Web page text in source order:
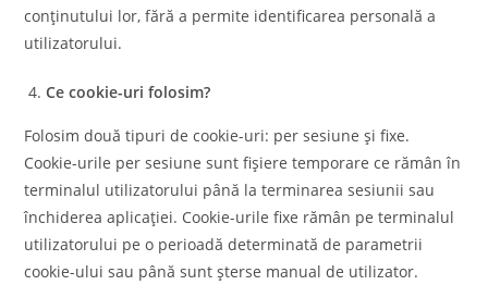
conținutului lor, fără a permite identificarea personală a
utilizatorului.
Ce cookie-uri folosim?
Folosim două tipuri de cookie-uri: per sesiune și fixe.
Cookie-urile per sesiune sunt fișiere temporare ce rămân în
terminalul utilizatorului până la terminarea sesiunii sau
închiderea aplicației. Cookie-urile fixe rămân pe terminalul
utilizatorului pe o perioadă determinată de parametrii
cookie-ului sau până sunt șterse manual de utilizator.